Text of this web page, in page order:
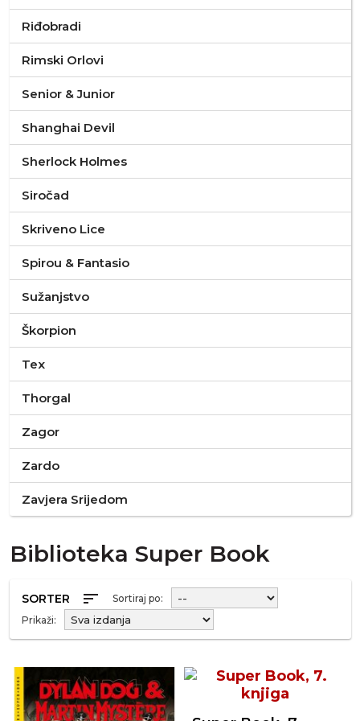
Riđobradi
Rimski Orlovi
Senior & Junior
Shanghai Devil
Sherlock Holmes
Siročad
Skriveno Lice
Spirou & Fantasio
Sužanjstvo
Škorpion
Tex
Thorgal
Zagor
Zardo
Zavjera Srijedom
Biblioteka Super Book
SORTER sort
Sortiraj po:
Prikaži: